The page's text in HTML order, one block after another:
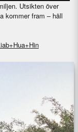
Utsikten över
kommer fram – håll